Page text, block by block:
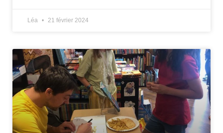
Léa 21 février 2024